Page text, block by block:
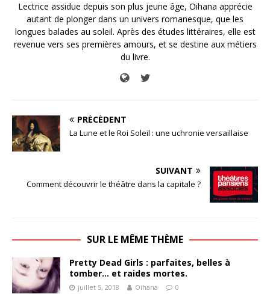
Lectrice assidue depuis son plus jeune âge, Oihana apprécie
autant de plonger dans un univers romanesque, que les
longues balades au soleil. Après des études littéraires, elle est
revenue vers ses premières amours, et se destine aux métiers
du livre.
PRÉCÉDENT
La Lune et le Roi Soleil : une uchronie versaillaise
SUIVANT
Comment découvrir le théâtre dans la capitale ?
SUR LE MÊME THÈME
Pretty Dead Girls : parfaites, belles à
tomber… et raides mortes.
juillet 5, 2018 Oihana 0